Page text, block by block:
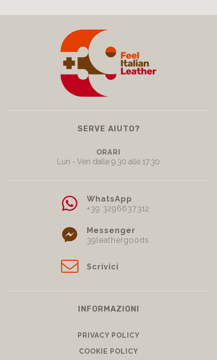
SERVE AIUTO?
ORARI
Lun - Ven dalle 9.30 alle 17.30
WhatsApp
+39 3296637312
Messenger
39leathergoods
Scrivici
INFORMAZIONI
PRIVACY POLICY
COOKIE POLICY